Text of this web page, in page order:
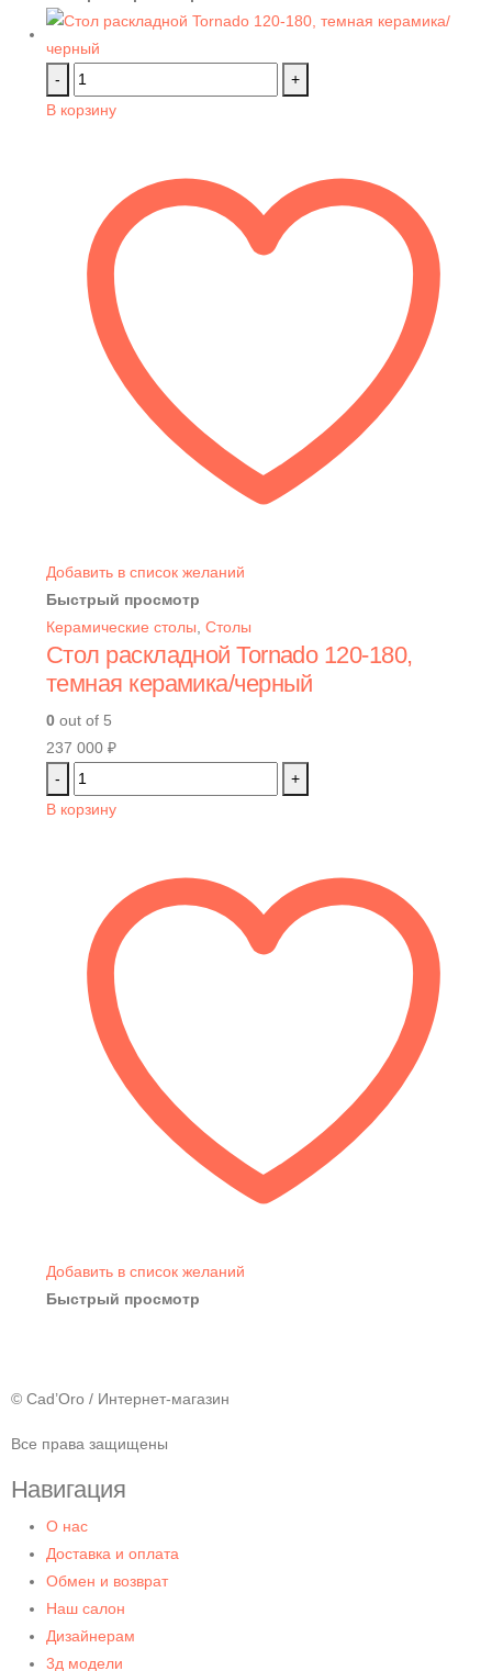
-
+
В корзину
Добавить в список желаний
Быстрый просмотр
Керамические столы Столы
Стол раскладной Tornado 120-180,
темная керамика/черный
0 out of 5
237 000 ₽
-
+
В корзину
Добавить в список желаний
Быстрый просмотр
© Cad’Oro / Интернет-магазин
Все права защищены
Навигация
О нас
Доставка и оплата
Обмен и возврат
Наш салон
Дизайнерам
3д модели